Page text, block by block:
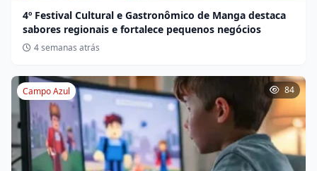
4º Festival Cultural e Gastronômico de Manga destaca
sabores regionais e fortalece pequenos negócios
4 semanas atrás
Campo Azul 84